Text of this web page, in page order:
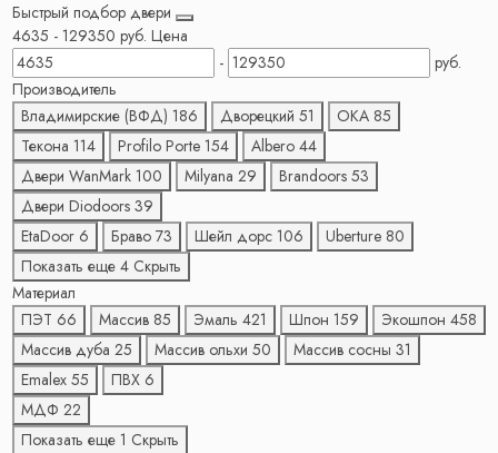
Быстрый подбор двери
4635 - 129350 руб. Цена
-
руб.
Производитель
Владимирские (ВФД) 186 Дворецкий 51 ОКА 85
Текона 114 Profilo Porte 154 Albero 44
Двери WanMark 100 Milyana 29 Brandoors 53
Двери Diodoors 39
EtaDoor 6 Браво 73 Шейл дорс 106 Uberture 80
Показать еще 4 Скрыть
Материал
ПЭТ 66 Массив 85 Эмаль 421 Шпон 159 Экошпон 458
Массив дуба 25 Массив ольхи 50 Массив сосны 31
Emalex 55 ПВХ 6
МДФ 22
Показать еще 1 Скрыть